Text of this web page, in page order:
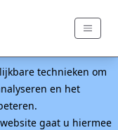
technieken om
en het
gaat u hiermee